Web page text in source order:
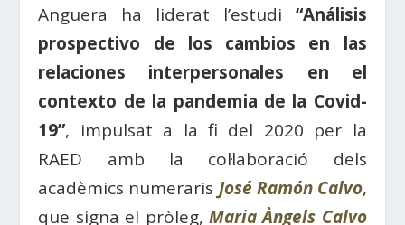
Anguera ha liderat l’estudi “Análisis
prospectivo de los cambios en las
relaciones interpersonales en el
contexto de la pandemia de la Covid-
19”, impulsat a la fi del 2020 per la
RAED amb la col·laboració dels
acadèmics numeraris José Ramón Calvo,
que signa el pròleg, Maria Àngels Calvo